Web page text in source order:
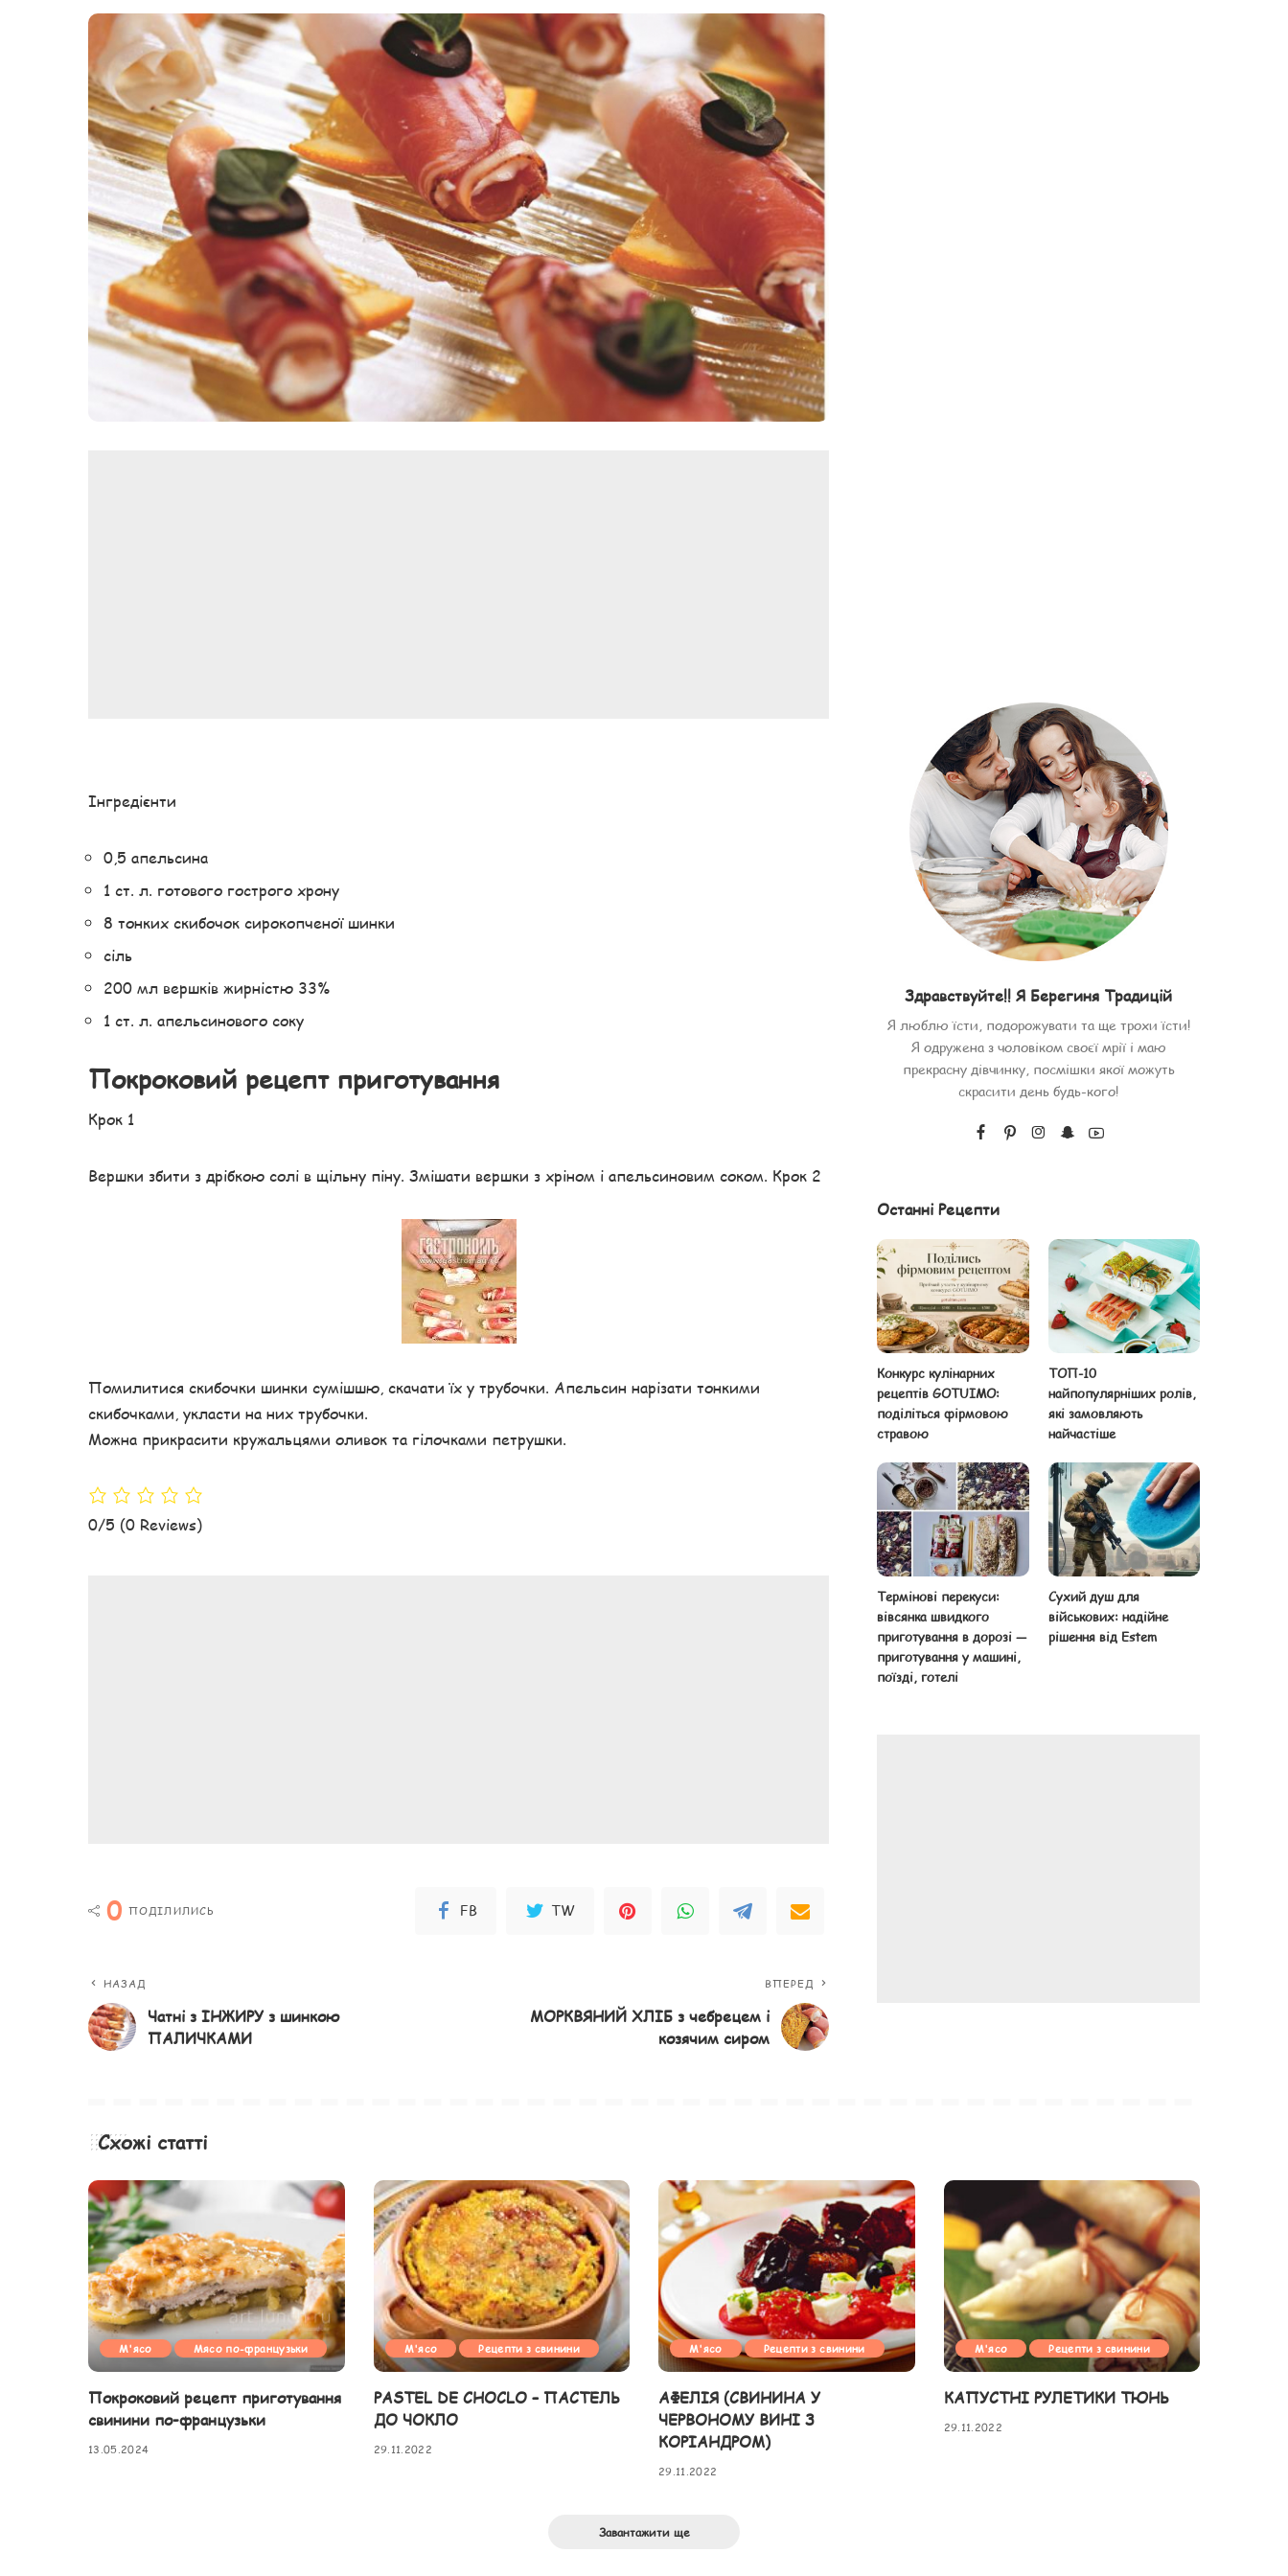
Мясо по-французьки
Шинка
Рецепти із фаршу
Інгредієнти
0,5 апельсина
1 ст. л. готового гострого хрону
8 тонких скибочок сирокопченої шинки
сіль
200 мл вершків жирністю 33%
1 ст. л. апельсинового соку
Покроковий рецепт приготування
Крок 1
Вершки збити з дрібкою солі в щільну піну. Змішати вершки з хріном і апельсиновим соком. Крок 2
Помилитися скибочки шинки сумішшю, скачати їх у трубочки. Апельсин нарізати тонкими
скибочками, укласти на них трубочки.
Можна прикрасити кружальцями оливок та гілочками петрушки.
0/5 (0 Reviews)
0 ПОДІЛИЛИСЬ FB TW
НАЗАД
Чатні з ІНЖИРУ з шинкою
ПАЛИЧКАМИ
ВПЕРЕД
МОРКВЯНИЙ ХЛІБ з чебрецем і
козячим сиром
Здравствуйте!! Я Берегиня Традицій
Я люблю їсти, подорожувати та ще трохи їсти!
Я одружена з чоловіком своєї мрії і маю
прекрасну дівчинку, посмішки якої можуть
скрасити день будь-кого!
Останні Рецепти
Конкурс кулінарних
рецептів GOTUIMO:
поділіться фірмовою
стравою
ТОП-10
найпопулярніших ролів,
які замовляють
найчастіше
Термінові перекуси:
вівсянка швидкого
приготування в дорозі —
приготування у машині,
поїзді, готелі
Сухий душ для
військових: надійне
рішення від Estem
Схожі статті
М'ясо Мясо по-французьки
Покроковий рецепт приготування
свинини по-французьки
13.05.2024
М'ясо Рецепти з свинини
PASTEL DE CHOCLO – ПАСТЕЛЬ
ДО ЧОКЛО
29.11.2022
М'ясо Рецепти з свинини
АФЕЛІЯ (СВИНИНА У
ЧЕРВОНОМУ ВИНІ З
КОРІАНДРОМ)
29.11.2022
М'ясо Рецепти з свинини
КАПУСТНІ РУЛЕТИКИ ТЮНЬ
29.11.2022
Завантажити ще